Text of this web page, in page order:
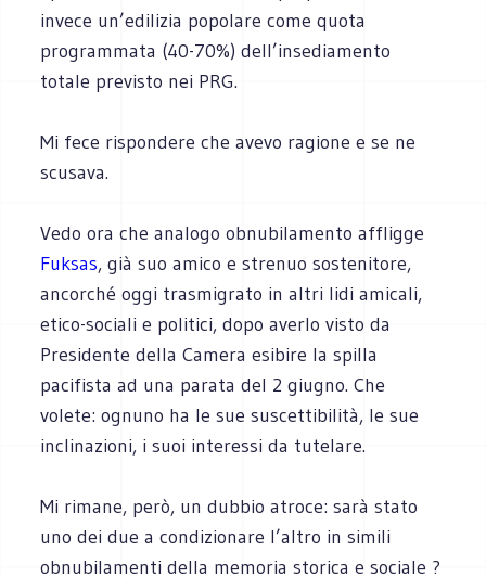
invece un’edilizia popolare come quota
programmata (40-70%) dell’insediamento
totale previsto nei PRG.
Mi fece rispondere che avevo ragione e se ne
scusava.
Vedo ora che analogo obnubilamento affligge
Fuksas, già suo amico e strenuo sostenitore,
ancorché oggi trasmigrato in altri lidi amicali,
etico-sociali e politici, dopo averlo visto da
Presidente della Camera esibire la spilla
pacifista ad una parata del 2 giugno. Che
volete: ognuno ha le sue suscettibilità, le sue
inclinazioni, i suoi interessi da tutelare.
Mi rimane, però, un dubbio atroce: sarà stato
uno dei due a condizionare l’altro in simili
obnubilamenti della memoria storica e sociale ?